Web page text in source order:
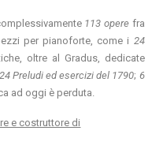
113 opere fra
per pianoforte, come i 24
oltre al Gradus, dedicate
24 Preludi ed esercizi del 1790; 6
ad oggi è perduta.
e costruttore di